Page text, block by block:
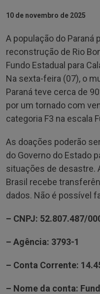
10 de novembro de 2025
A população do Paraná
reconstrução de Rio
Fundo Estadual para
Na sexta-feira (07), o
Paraná teve cerca de
por um tornado com
categoria F3 na escala
As doações poderão
do Governo do Estado
situações de desastre.
Brasil recebe
dados. Não é possível
– CNPJ: 52.807.487/
– Agência: 3793-1
– Conta Corrente:
– Nome da conta: